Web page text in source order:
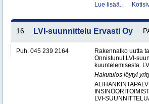
Lue lisää..
16. LVI-suunnittelu Ervasti Oy
Puh. 045 239 2164
Rakennatko uutta
Onnistunut LVI-
kuuntelemisesta.
Hakutulos löytyi
LVI-